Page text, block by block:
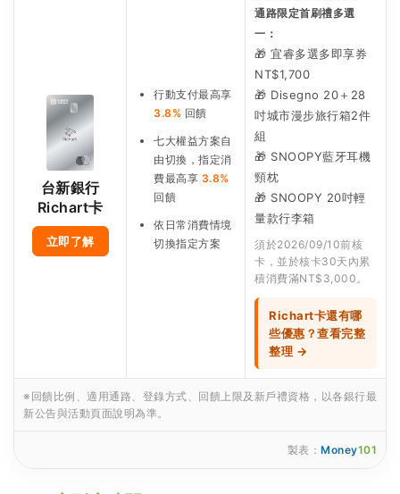
台新銀行
Richart卡
立即了解
行動支付最高享
3.8% 回饋
七大權益方案自
由切換，指定消
費最高享 3.8%
回饋
依日常消費情境
切換指定方案
通路限定首刷禮多選
一：
🎁 宜睿多選多即享券
NT$1,700
🎁 Disegno 20＋28
吋城市漫步旅行箱2件
組
🎁 SNOOPY藍牙耳機
頸枕
🎁 SNOOPY 20吋輕
量款行李箱
須於2026/09/10前核
卡，並於核卡30天內累
積消費滿NT$3,000。
Richart卡還有哪
些優惠？查看完整
整理 →
※回饋比例、適用通路、登錄方式、回饋上限及新戶禮資格，以各銀行最
新公告與活動頁面說明為準。
製表： Money101